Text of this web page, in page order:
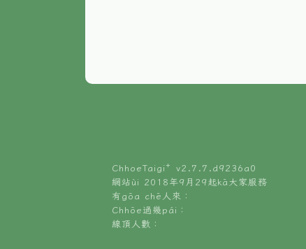
ChhoeTaigi⁺ v2.7.7.d9236a0
網站ùi 2018年9月29起kā大家服務
有gōa chē人來：
Chhōe過幾pái：
線頂人數：